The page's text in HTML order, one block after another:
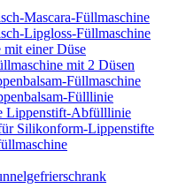
Mascara-Füllmaschine
Lipgloss-Füllmaschine
einer Düse
mit 2 Düsen
Füllmaschine
Fülllinie
Lippenstift-Abfülllinie
Silikonform-Lippenstifte